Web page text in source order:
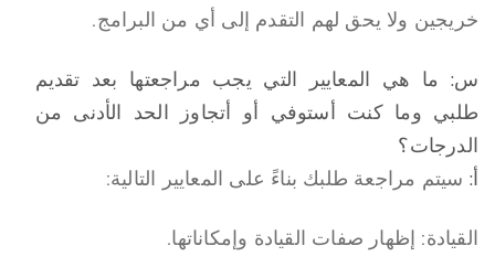
خريجين ولا يحق لهم التقدم إلى أي من البرامج.
س: ما هي المعايير التي يجب مراجعتها بعد تقديم
طلبي وما كنت أستوفي أو أتجاوز الحد الأدنى من
الدرجات؟
أ: سيتم مراجعة طلبك بناءً على المعايير التالية:
القيادة: إظهار صفات القيادة وإمكاناتها.